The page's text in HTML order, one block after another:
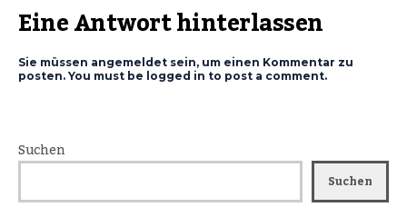
Eine Antwort hinterlassen
Sie müssen angemeldet sein, um einen Kommentar zu
posten. You must be logged in to post a comment.
Suchen
Suchen